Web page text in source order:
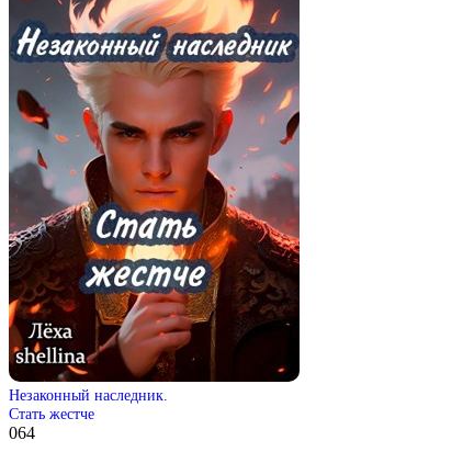
Незаконный наследник.
Стать жестче
064